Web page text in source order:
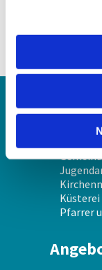
w
Über
Küsterei
Pfarrer